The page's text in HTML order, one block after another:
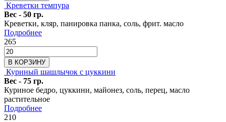
Креветки темпура
Вес - 50 гр.
Креветки, кляр, панировка панка, соль, фрит. масло
Подробнее
265
В КОРЗИНУ
Куриный шашлычок с цуккини
Вес - 75 гр.
Куриное бедро, цуккини, майонез, соль, перец, масло
растительное
Подробнее
210